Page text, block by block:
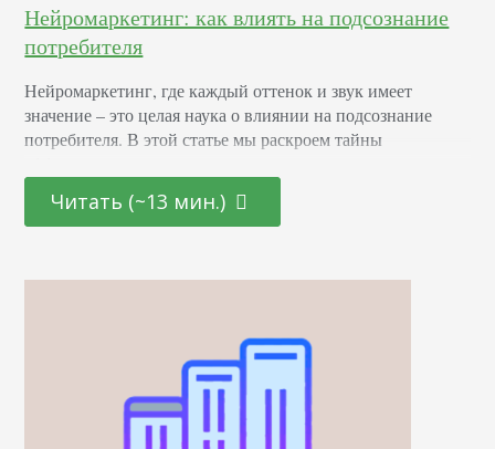
Нейромаркетинг: как влиять на подсознание
потребителя
Нейромаркетинг, где каждый оттенок и звук имеет
значение – это целая наука о влиянии на подсознание
потребителя. В этой статье мы раскроем тайны
последних достижениях в области психологии и
нейронаук. От подбора цветовой палитры до создания
человеческого сознания для повышения интереса и
Читать (~13 мин.)